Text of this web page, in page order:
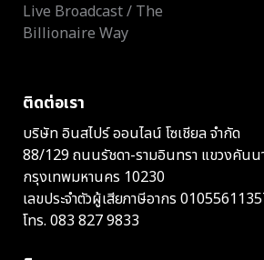
Live Broadcast / The
Billionaire Way
ติดต่อเรา
บริษัท อินสไปร์ ออนไลน์ โซเชียล จำกัด
88/129 ถนนรัชดา-รามอินทรา แขวงคันน
กรุงเทพมหานคร 10230
เลขประจำตัวผู้เสียภาษีอากร
โทร. 083 827 9833